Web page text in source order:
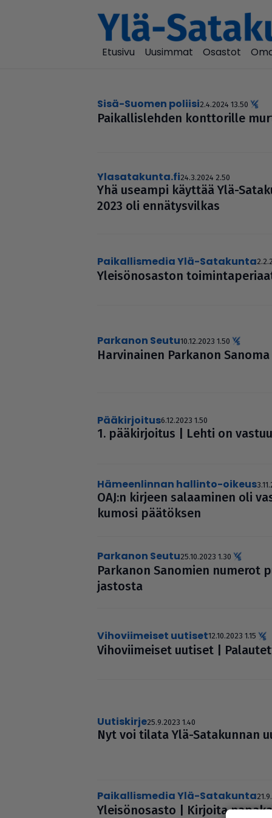
Etusivu
Uusimmat Osastot
Sisä-Suomen poliisi2.4.2024 13.50
Pai­kal­lis­leh­den kont­to­rille
Ylasatakunta.fi24.3.2024 2.50
Yhä useampi käyttää Ylä-
2023 oli ennä­tys­vil­kas
Paikallismedia Ylä-Satakunta
Ylei­sö­no­sas­ton
Parkanon Seutu10.12.2023 1.50
Har­vi­nai­nen Parkanon
pääkirjoitus6.12.2023 1.50
1. pää­kir­joi­tus | Lehti on
Hämeenlinnan hallinto-oikeus
OAJ:n kirjeen salaa­mi­nen oli
kumosi päätöksen
Parkanon Seutu25.10.2023 1.30
Parkanon Sanomien
jas­tosta
Vihoviimeiset uutiset12.10.2023 1.15
Viho­vii­mei­set uutiset |
uutiskirje25.9.2023 1.40
Nyt voi tilata Ylä-Sata­kun­nan
Paikallismedia Ylä-Satakunta
Ylei­sö­no­sasto | Kirjoita